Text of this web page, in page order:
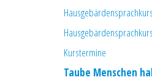
Kurstermine
Taube Menschen